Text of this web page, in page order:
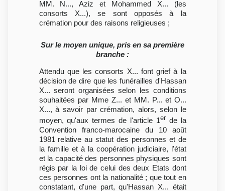
MM. N..., Aziz et Mohammed X... (les
consorts X...), se sont opposés à la
crémation pour des raisons religieuses ;
Sur le moyen unique, pris en sa première
branche :
Attendu que les consorts X... font grief à la
décision de dire que les funérailles d'Hassan
X... seront organisées selon les conditions
souhaitées par Mme Z... et MM. P... et O...
X..., à savoir par crémation, alors, selon le
moyen, qu'aux termes de l'article 1er de la
Convention franco-marocaine du 10 août
1981 relative au statut des personnes et de
la famille et à la coopération judiciaire, l'état
et la capacité des personnes physiques sont
régis par la loi de celui des deux Etats dont
ces personnes ont la nationalité ; que tout en
constatant, d'une part, qu'Hassan X... était